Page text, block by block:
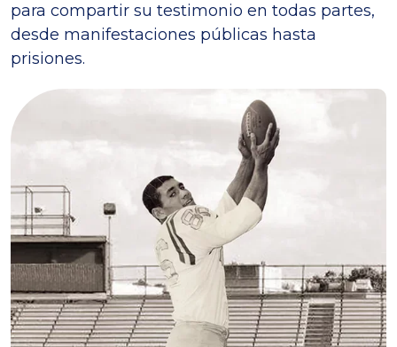
para compartir su testimonio en todas partes,
desde manifestaciones públicas hasta
prisiones.